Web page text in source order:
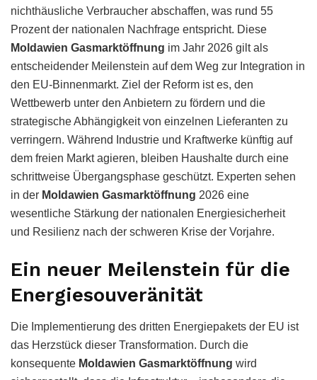
nichthäusliche Verbraucher abschaffen, was rund 55
Prozent der nationalen Nachfrage entspricht. Diese
Moldawien Gasmarktöffnung im Jahr 2026 gilt als
entscheidender Meilenstein auf dem Weg zur Integration in
den EU-Binnenmarkt. Ziel der Reform ist es, den
Wettbewerb unter den Anbietern zu fördern und die
strategische Abhängigkeit von einzelnen Lieferanten zu
verringern. Während Industrie und Kraftwerke künftig auf
dem freien Markt agieren, bleiben Haushalte durch eine
schrittweise Übergangsphase geschützt. Experten sehen
in der Moldawien Gasmarktöffnung 2026 eine
wesentliche Stärkung der nationalen Energiesicherheit
und Resilienz nach der schweren Krise der Vorjahre.
Ein neuer Meilenstein für die
Energiesouveränität
Die Implementierung des dritten Energiepakets der EU ist
das Herzstück dieser Transformation. Durch die
konsequente Moldawien Gasmarktöffnung wird